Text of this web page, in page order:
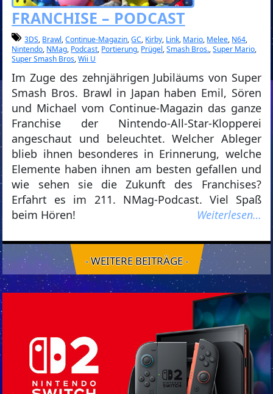
FRANCHISE – PODCAST
3DS, Brawl,Continue-Magazin,GC, Kirby, Link, Mario, Melee, N64,
Nintendo, NMag, Podcast, Portierung, Prügel,Smash Bros.,Super Mario,
Super Smash Bros,Wii U
Im Zuge des zehnjährigen Jubiläums von Super
Smash Bros. Brawl in Japan haben Emil, Sören
und Michael vom Continue-Magazin das ganze
Franchise der Nintendo-All-Star-Klopperei
angeschaut und beleuchtet. Welcher Ableger
blieb ihnen besonderes in Erinnerung, welche
Elemente haben ihnen am besten gefallen und
wie sehen sie die Zukunft des Franchises?
Erfahrt es im 211. NMag-Podcast. Viel Spaß
beim Hören!
Weiterlesen…
- WEITERE BEITRÄGE -